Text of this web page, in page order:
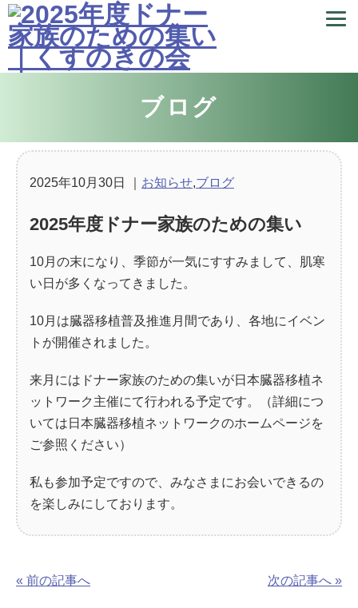
ブログ
2025年10月30日 お知らせ,ブログ
2025年度ドナー家族のための集い
10月の末になり、季節が一気にすすみまして、肌寒
い日が多くなってきました。
10月は臓器移植普及推進月間であり、各地にイベン
トが開催されました。
来月にはドナー家族のための集いが日本臓器移植ネ
ットワーク主催にて行われる予定です。（詳細につ
いては日本臓器移植ネットワークのホームページを
ご参照ください）
私も参加予定ですので、みなさまにお会いできるの
を楽しみにしております。
« 前の記事へ 次の記事へ »